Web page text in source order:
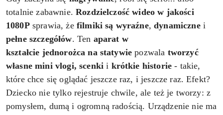
totalnie zabawnie.Rozdzielczość wideo w jakości
1080Psprawia, że filmiki są wyraźne,dynamicznei
pełne szczegółów. Ten aparat w
kształcie jednorożca na statywie pozwala tworzyć
własne mini vlogi, scenkii krótkie historie - takie,
które chce się oglądać jeszcze raz, i jeszcze raz. Efekt?
Dziecko nie tylko rejestruje chwile, ale też je tworzy: z
pomysłem, dumą i ogromną radością. Urządzenie nie ma